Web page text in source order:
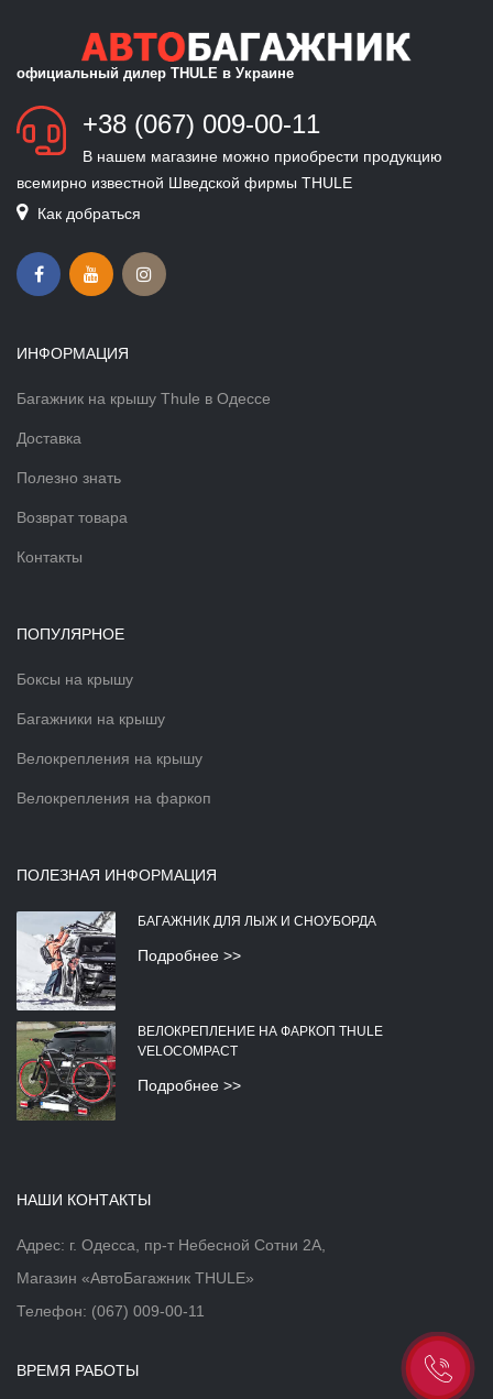
официальный дилер THULE в Украине
+38 (067) 009-00-11
В нашем магазине можно приобрести продукцию
всемирно известной Шведской фирмы THULE
Как добраться
ИНФОРМАЦИЯ
Багажник на крышу Thule в Одессе
Доставка
Полезно знать
Возврат товара
Контакты
ПОПУЛЯРНОЕ
Боксы на крышу
Багажники на крышу
Велокрепления на крышу
Велокрепления на фаркоп
ПОЛЕЗНАЯ ИНФОРМАЦИЯ
БАГАЖНИК ДЛЯ ЛЫЖ И СНОУБОРДА
Подробнее >>
ВЕЛОКРЕПЛЕНИЕ НА ФАРКОП THULE
VELOCOMPACT
Подробнее >>
НАШИ КОНТАКТЫ
Адрес: г. Одесса, пр-т Небесной Сотни 2А,
Магазин «АвтоБагажник THULE»
Телефон: (067) 009-00-11
ВРЕМЯ РАБОТЫ